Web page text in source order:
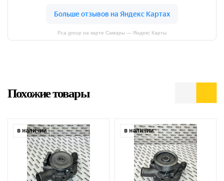
Pca group на карте Самары — Яндекс Карты
Похожие товары
в наличии в наличии